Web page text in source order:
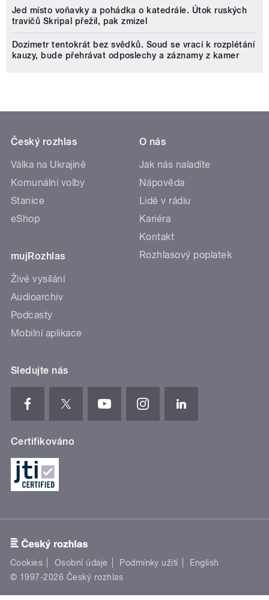
Jed místo voňavky a pohádka o katedrále. Útok ruských
travičů Skripal přežil, pak zmizel
Dozimetr tentokrát bez svědků. Soud se vrací k rozplétání
kauzy, bude přehrávat odposlechy a záznamy z kamer
Český rozhlas
Válka na Ukrajině
Komunální volby
Stanice
eShop
mujRozhlas
Živé vysílání
Audioarchiv
Podcasty
Mobilní aplikace
O nás
Jak nás naladíte
Nápověda
Lidé v rádiu
Kariéra
Kontakt
Rozhlasový poplatek
Sledujte nás
Certifikováno
Cookies Osobní údaje Podmínky užití
English
© 1997-2026 Český rozhlas